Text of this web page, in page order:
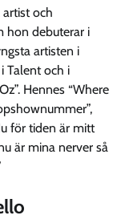
artist och
hon debuterar i
artisten i
Talent och i
Hennes “Where
för tiden är mitt
är mina nerver så